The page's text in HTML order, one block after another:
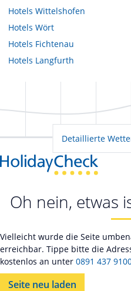
Hotels Wittelshofen
Hotels Wört
Hotels Fichtenau
Hotels Langfurth
Detaillierte
Oh nein, etwas
Vielleicht wurde die Seite
erreichbar. Tippe bitte die
kostenlos an unter 0891 437
Seite neu laden